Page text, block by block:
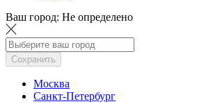
Ваш город: Не определено
Сохранить
Москва
Санкт-Петербург